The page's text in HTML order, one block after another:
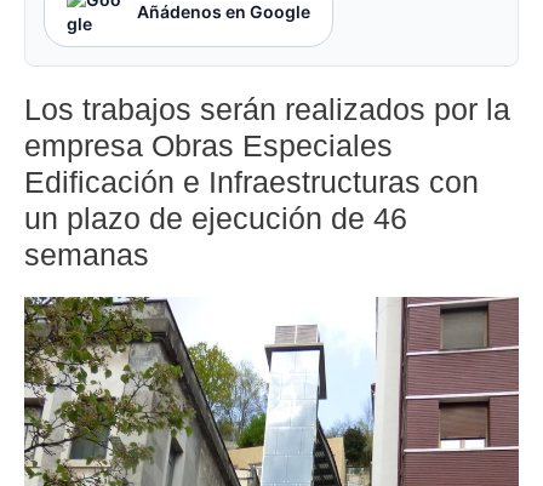
Añádenos en Google
Los trabajos serán realizados por la
empresa Obras Especiales
Edificación e Infraestructuras con
un plazo de ejecución de 46
semanas